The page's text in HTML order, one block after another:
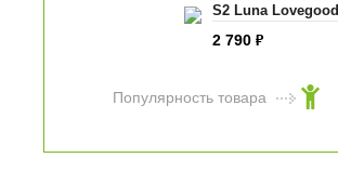
S2 Luna Lovegood
2 790₽
Популярность товара